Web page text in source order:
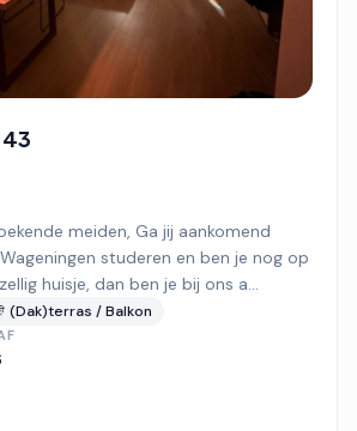
meiden, Ga jij aankomend
studeren en ben je nog op
huisje, dan ben je bij ons a...
(Dak)terras / Balkon